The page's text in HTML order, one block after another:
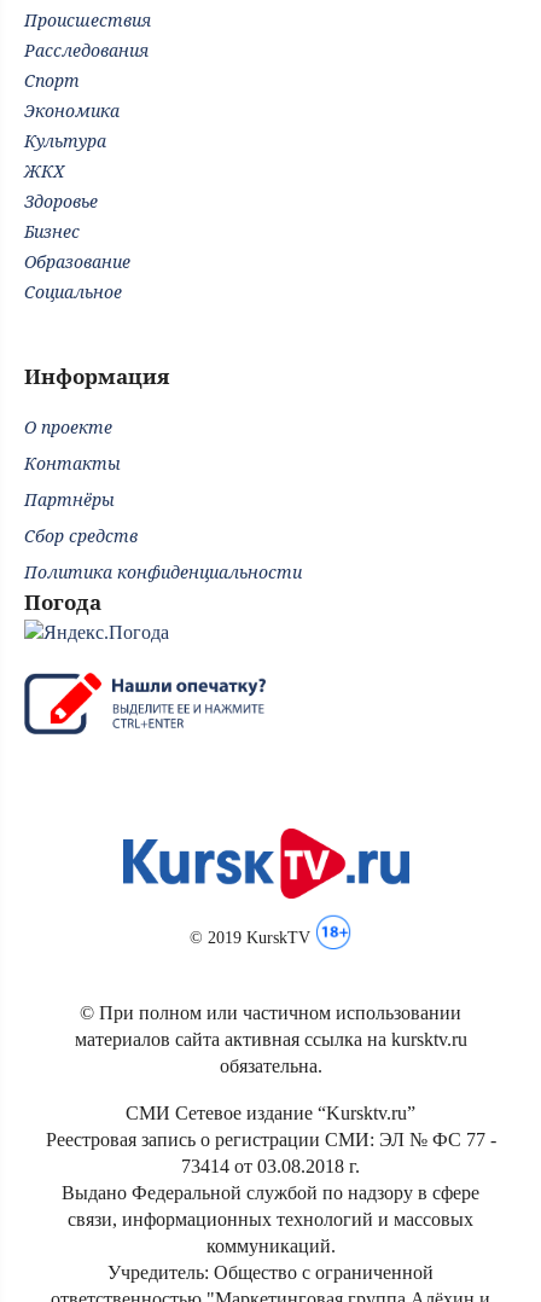
Происшествия
Расследования
Спорт
Экономика
Культура
ЖКХ
Здоровье
Бизнес
Образование
Социальное
Информация
О проекте
Контакты
Партнёры
Сбор средств
Политика конфиденциальности
Погода
© 2019 KurskTV
© При полном или частичном использовании
материалов сайта активная ссылка на kursktv.ru
обязательна.
СМИ Сетевое издание “Kursktv.ru”
Реестровая запись о регистрации СМИ: ЭЛ № ФС 77 -
73414 от 03.08.2018 г.
Выдано Федеральной службой по надзору в сфере
связи, информационных технологий и массовых
коммуникаций.
Учредитель: Общество с ограниченной